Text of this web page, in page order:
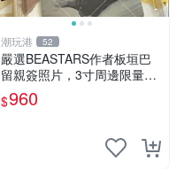
潮玩港 52
嚴選BEASTARS作者板垣巴
留親簽照片，3寸周邊限量收
藏 BEASTARS 作者 經典 細
節收藏
$960